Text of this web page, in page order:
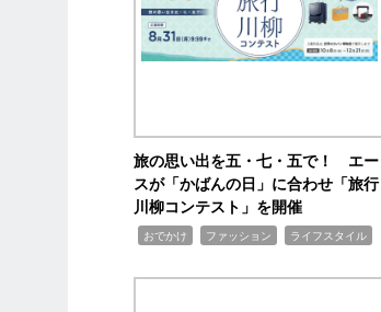
旅の思い出を五・七・五で！ エー
スが「かばんの日」に合わせ「旅行
川柳コンテスト」を開催
おでかけ ファッション ライフスタイル